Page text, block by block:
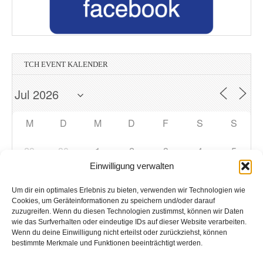
Einwilligung verwalten
Um dir ein optimales Erlebnis zu bieten, verwenden wir Technologien wie
Cookies, um Geräteinformationen zu speichern und/oder darauf
zuzugreifen. Wenn du diesen Technologien zustimmst, können wir Daten
wie das Surfverhalten oder eindeutige IDs auf dieser Website verarbeiten.
Wenn du deine Einwilligung nicht erteilst oder zurückziehst, können
bestimmte Merkmale und Funktionen beeinträchtigt werden.
TCH EVENT KALENDER
M D M D F S S
29 30 1 2 3 4 5
6 10 11
13 14 15 16 17 18 19